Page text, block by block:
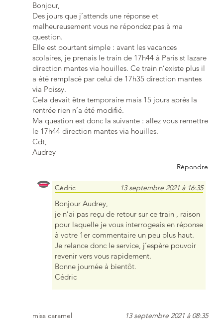
Bonjour,
Des jours que j’attends une réponse et
malheureusement vous ne répondez pas à ma
question.
Elle est pourtant simple : avant les vacances
scolaires, je prenais le train de 17h44 à Paris st lazare
direction mantes via houilles. Ce train n’existe plus il
a été remplacé par celui de 17h35 direction mantes
via Poissy.
Cela devait être temporaire mais 15 jours après la
rentrée rien n’a été modifié.
Ma question est donc la suivante : allez vous remettre
le 17h44 direction mantes via houilles.
Cdt,
Audrey
Répondre
Cédric 13 septembre 2021 à 16:35
Bonjour Audrey,
je n’ai pas reçu de retour sur ce train , raison
pour laquelle je vous interrogeais en réponse
à votre 1er commentaire un peu plus haut.
Je relance donc le service, j’espère pouvoir
revenir vers vous rapidement.
Bonne journée à bientôt.
Cédric
miss caramel 13 septembre 2021 à 08:35